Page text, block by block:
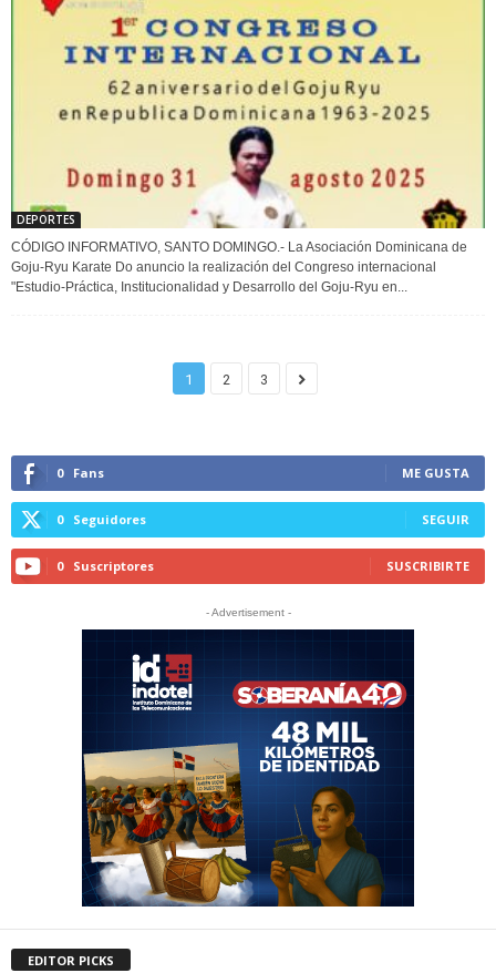
DEPORTES
CÓDIGO INFORMATIVO, SANTO DOMINGO.- La Asociación Dominicana de
Goju-Ryu Karate Do anuncio la realización del Congreso internacional
"Estudio-Práctica, Institucionalidad y Desarrollo del Goju-Ryu en...
1 2 3
0 Fans ME GUSTA
0 Seguidores SEGUIR
0 Suscriptores SUSCRIBIRTE
- Advertisement -
EDITOR PICKS